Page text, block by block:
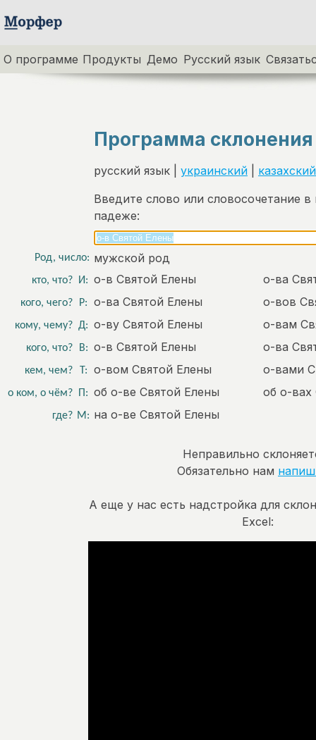
О программе Продукты Демо Русский язык
Программа
русский язык | украинский
казахский
Введите слово или словосочетание
падеже:
Род, число: мужской род
кто, что? И: о-в Святой Елены о-ва
кого, чего? Р: о-ва Святой Елены о-вов
кому, чему? Д: о-ву Святой Елены о-вам
кого, что? В: о-в Святой Елены о-ва
кем, чем? Т: о-вом Святой Елены о-вами
о ком, о чём? П: об о-ве Святой Елены об о-вах
где? М: на о-ве Святой Елены
Неправильно
Обязательно нам
А еще у нас есть надстройка для
Excel: